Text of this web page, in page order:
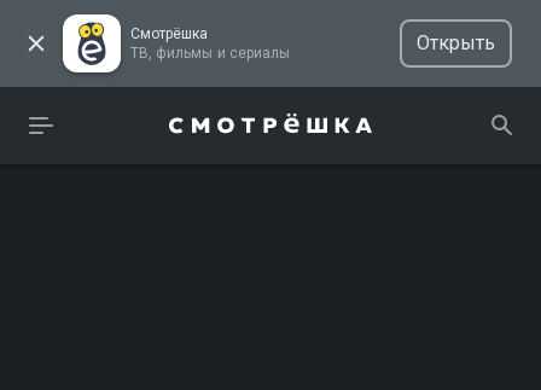
Смотрёшка
ТВ, фильмы и сериалы
Открыть